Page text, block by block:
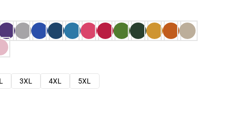
3XL 4XL
5XL